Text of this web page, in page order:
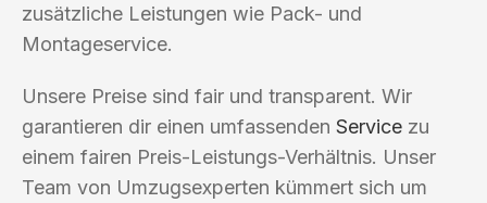
zusätzliche Leistungen wie Pack- und
Montageservice.
Unsere Preise sind fair und transparent. Wir
garantieren dir einen umfassenden Service zu
einem fairen Preis-Leistungs-Verhältnis. Unser
Team von Umzugsexperten kümmert sich um